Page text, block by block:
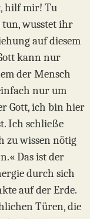
hilf mir! Tu
wusstet ihr
auf diesem
kann nur
der Mensch
nur um
Gott, ich bin hier
Ich schließe
zu wissen nötig
Das ist der
durch sich
auf der Erde.
Türen, die